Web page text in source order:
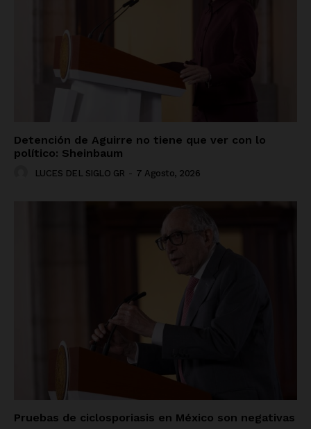
Detención de Aguirre no tiene que ver con lo
político: Sheinbaum
LUCES DEL SIGLO GR - 7 Agosto, 2026
Pruebas de ciclosporiasis en México son negativas